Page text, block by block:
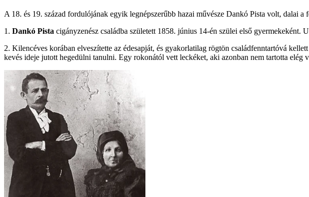
A 18. és 19. század fordulójának egyik legnépszerűbb hazai művésze Dankó Pista volt, dalai
1. Dankó Pista cigányzenész családba született 1858. június 14-én szülei első
2. Kilencéves korában elveszítette az édesapját, és gyakorlatilag rögtön családfenntartóvá
kevés ideje jutott hegedülni tanulni. Egy rokonától vett leckéket, aki azonban nem tartotta